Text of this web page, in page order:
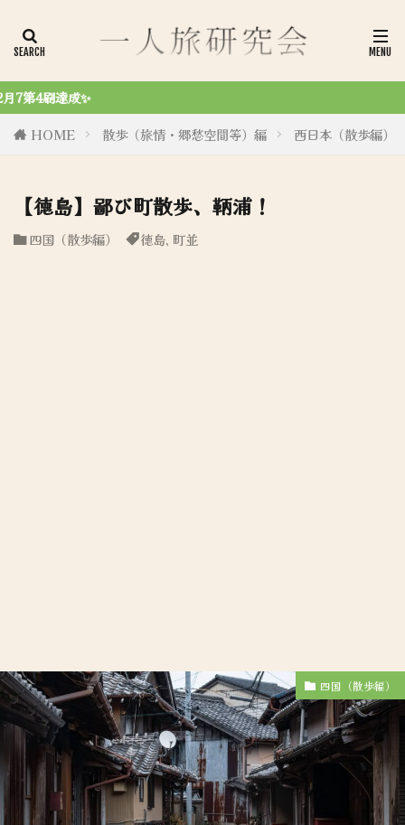
HOME
散歩（旅情・郷愁空間等）編 西日本（散歩編）
【徳島】鄙び町散歩、鞆浦！
四国（散歩編） 徳島, 町並
四国（散歩編）